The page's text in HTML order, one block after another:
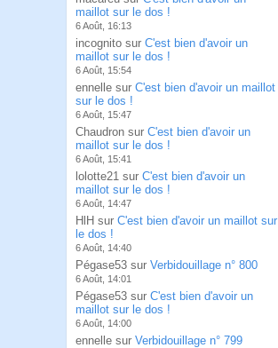
maillot sur le dos !
6 Août, 16:13
incognito sur C'est bien d'avoir un
maillot sur le dos !
6 Août, 15:54
ennelle sur C'est bien d'avoir un maillot
sur le dos !
6 Août, 15:47
Chaudron sur C'est bien d'avoir un
maillot sur le dos !
6 Août, 15:41
lolotte21 sur C'est bien d'avoir un
maillot sur le dos !
6 Août, 14:47
HlH sur C'est bien d'avoir un maillot sur
le dos !
6 Août, 14:40
Pégase53 sur Verbidouillage n° 800
6 Août, 14:01
Pégase53 sur C'est bien d'avoir un
maillot sur le dos !
6 Août, 14:00
ennelle sur Verbidouillage n° 799